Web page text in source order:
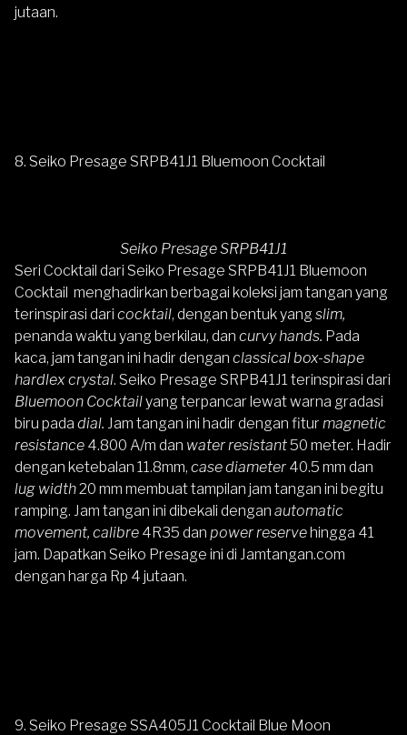
jutaan.
8. Seiko Presage SRPB41J1 Bluemoon Cocktail
Seiko Presage SRPB41J1
Seri Cocktail dari Seiko Presage SRPB41J1 Bluemoon
Cocktail menghadirkan berbagai koleksi jam tangan yang
terinspirasi dari cocktail, dengan bentuk yang slim,
penanda waktu yang berkilau, dan curvy hands. Pada
kaca, jam tangan ini hadir dengan classical box-shape
hardlex crystal. Seiko Presage SRPB41J1 terinspirasi dari
Bluemoon Cocktailyang terpancar lewat warna gradasi
biru pada dial. Jam tangan ini hadir dengan fitur magnetic
resistance 4.800 A/m dan water resistant50 meter. Hadir
dengan ketebalan 11.8mm, case diameter 40.5 mm dan
lug width20 mm membuat tampilan jam tangan ini begitu
ramping. Jam tangan ini dibekali dengan automatic
movement, calibre 4R35 dan power reservehingga 41
jam. Dapatkan Seiko Presage ini di Jamtangan.com
dengan harga Rp 4 jutaan.
9. Seiko Presage SSA405J1 Cocktail Blue Moon